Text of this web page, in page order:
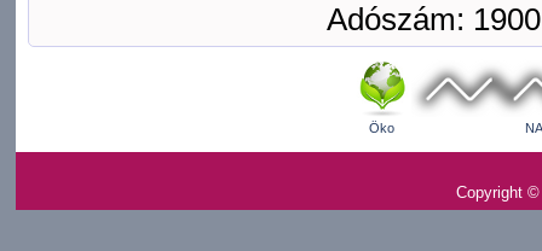
Adószám:
Öko
Copyright